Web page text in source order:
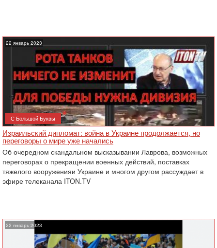
22 январь 2023
С Большой Буквы
Израильский дипломат: война в Украине продолжается, но
переговоры о мире уже начались
Об очередном скандальном высказывании Лаврова, возможных
переговорах о прекращении военных действий, поставках
тяжелого вооруженияи Украине и многом другом рассуждает в
эфире телеканала ITON.TV
22 январь 2023